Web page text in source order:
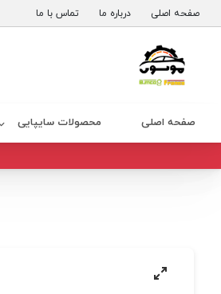
صفحه اصلی درباره ما تماس با ما
صفحه اصلی محصولات سایپایی